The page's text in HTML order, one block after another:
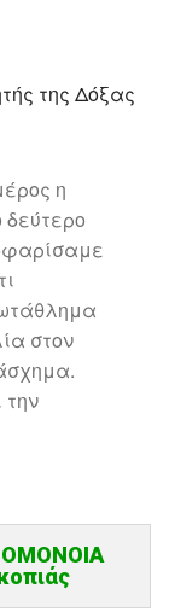
της Δόξας
η
στον
ΟΜΟΝΟΙΑ